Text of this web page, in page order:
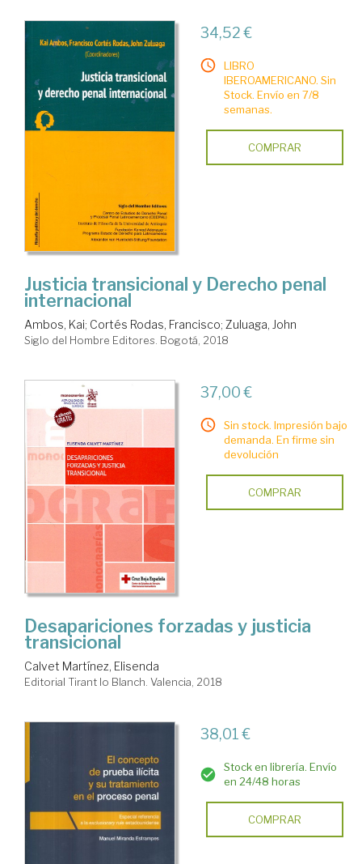
34,52 €
LIBRO
IBEROAMERICANO. Sin
Stock. Envío en 7/8
semanas.
COMPRAR
Justicia transicional y Derecho penal
internacional
Ambos, Kai; Cortés Rodas, Francisco; Zuluaga, John
Siglo del Hombre Editores. Bogotá, 2018
37,00 €
Sin stock. Impresión bajo
demanda. En firme sin
devolución
COMPRAR
Desapariciones forzadas y justicia
transicional
Calvet Martínez, Elisenda
Editorial Tirant lo Blanch. Valencia, 2018
38,01 €
Stock en librería. Envío
en 24/48 horas
COMPRAR